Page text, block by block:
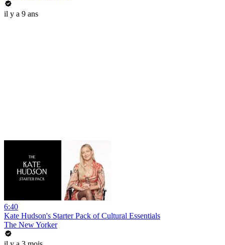
il y a 9 ans
6:40
Kate Hudson's Starter Pack of Cultural Essentials
The New Yorker